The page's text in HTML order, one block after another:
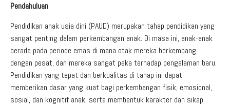
Pendahuluan
Pendidikan anak usia dini (PAUD) merupakan tahap pendidikan yang
sangat penting dalam perkembangan anak. Di masa ini, anak-anak
berada pada periode emas di mana otak mereka berkembang
dengan pesat, dan mereka sangat peka terhadap pengalaman baru.
Pendidikan yang tepat dan berkualitas di tahap ini dapat
memberikan dasar yang kuat bagi perkembangan fisik, emosional,
sosial, dan kognitif anak, serta membentuk karakter dan sikap